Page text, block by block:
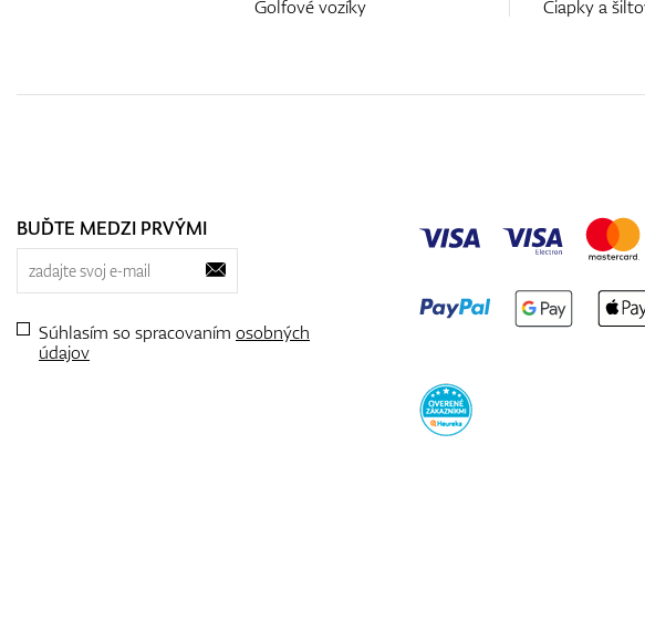
Golfové vozíky
Čiapky a
BUĎTE MEDZI PRVÝMI
Súhlasím so spracovaním osobných
údajov